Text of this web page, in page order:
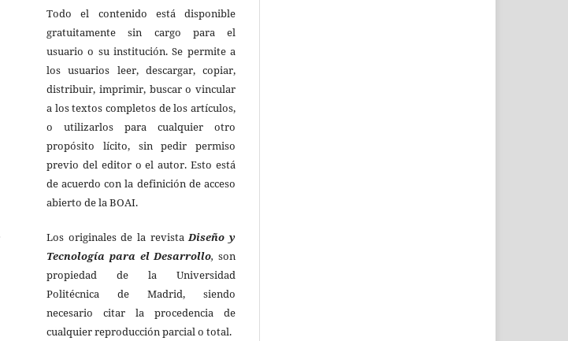
Todo el contenido está disponible
gratuitamente sin cargo para el
usuario o su institución. Se permite a
los usuarios leer, descargar, copiar,
distribuir, imprimir, buscar o vincular
a los textos completos de los artículos,
o utilizarlos para cualquier otro
propósito lícito, sin pedir permiso
previo del editor o el autor. Esto está
de acuerdo con la definición de acceso
abierto de la BOAI.
Los originales de la revista Diseño y
Tecnología para el Desarrollo, son
propiedad de la Universidad
Politécnica de Madrid, siendo
necesario citar la procedencia de
cualquier reproducción parcial o total.